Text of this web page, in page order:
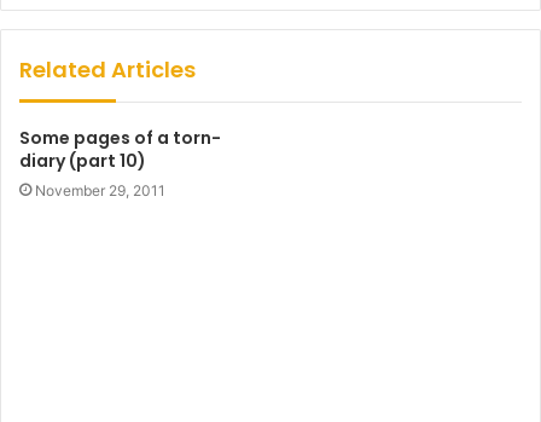
b
Related Articles
Some pages of a torn-
diary (part 10)
November 29, 2011